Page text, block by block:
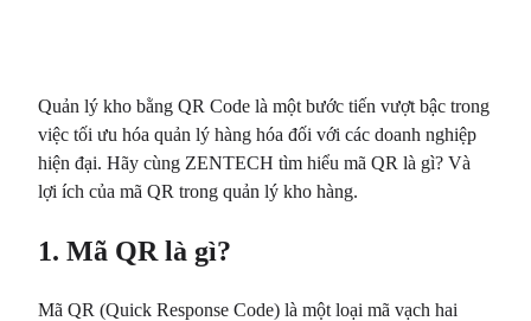
Quản lý kho bằng QR Code là một bước tiến vượt bậc trong
việc tối ưu hóa quản lý hàng hóa đối với các doanh nghiệp
hiện đại. Hãy cùng ZENTECH tìm hiểu mã QR là gì? Và
lợi ích của mã QR trong quản lý kho hàng.
1. Mã QR là gì?
Mã QR (Quick Response Code) là một loại mã vạch hai